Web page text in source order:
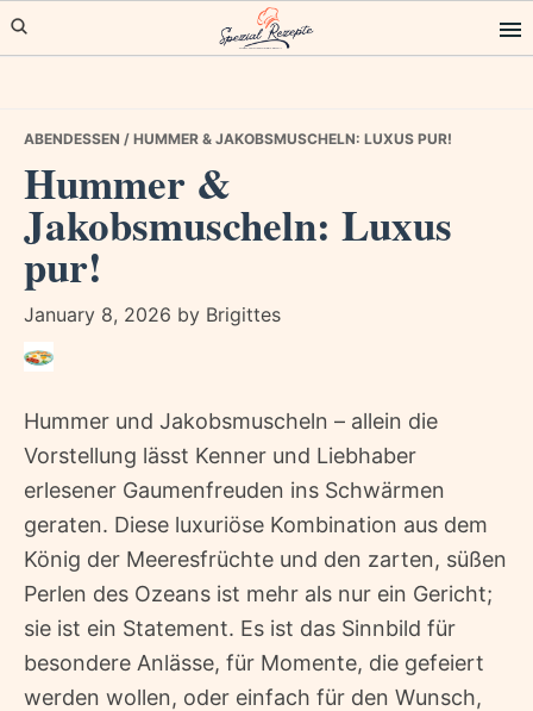
Skip
to
Skip
to
Skip
to
ABENDESSEN / HUMMER & JAKOBSMUSCHELN: LUXUS PUR!
Hummer &
Jakobsmuscheln: Luxus
pur!
January 8, 2026 by Brigittes
Hummer und Jakobsmuscheln – allein die
Vorstellung lässt Kenner und Liebhaber
erlesener Gaumenfreuden ins Schwärmen
geraten. Diese luxuriöse Kombination aus dem
König der Meeresfrüchte und den zarten, süßen
Perlen des Ozeans ist mehr als nur ein Gericht;
sie ist ein Statement. Es ist das Sinnbild für
besondere Anlässe, für Momente, die gefeiert
werden wollen, oder einfach für den Wunsch,